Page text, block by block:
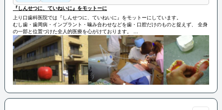
『しんせつに、ていねいに』をモットーに
上り口歯科医院では『しんせつに、ていねいに』をモットーにしています。
むし歯・歯周病・インプラント・噛み合わせなどを歯・口腔だけのものと捉えず、 全身
の一部と位置づけた全人的医療を心がけております。
上り口歯科医院では患者様に安心快適に治療を受けていただけるよう、 器具機械の衛生
管理には非常に気を配っております。